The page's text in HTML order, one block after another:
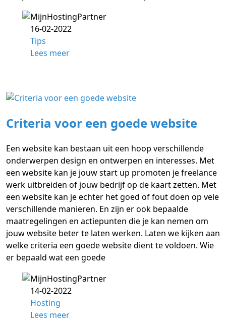
16-02-2022
Tips
Lees meer
Criteria voor een goede website
Een website kan bestaan uit een hoop verschillende
onderwerpen design en ontwerpen en interesses. Met
een website kan je jouw start up promoten je freelance
werk uitbreiden of jouw bedrijf op de kaart zetten. Met
een website kan je echter het goed of fout doen op vele
verschillende manieren. En zijn er ook bepaalde
maatregelingen en actiepunten die je kan nemen om
jouw website beter te laten werken. Laten we kijken aan
welke criteria een goede website dient te voldoen. Wie
er bepaald wat een goede
14-02-2022
Hosting
Lees meer